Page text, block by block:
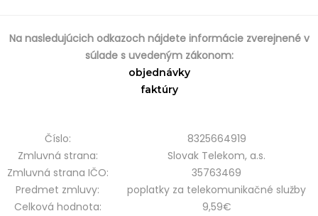
Na nasledujúcich odkazoch nájdete informácie zverejnené v
súlade s uvedeným zákonom:
objednávky
faktúry
Číslo:
8325664919
Zmluvná strana:
Slovak Telekom, a.s.
Zmluvná strana IČO:
35763469
Predmet zmluvy:
poplatky za telekomunikačné služby
Celková hodnota:
9,59€